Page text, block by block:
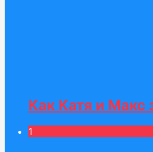
Как Катя и Макс
1